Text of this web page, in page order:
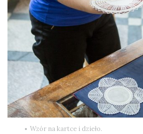
Wzór na kartce i dzieło.